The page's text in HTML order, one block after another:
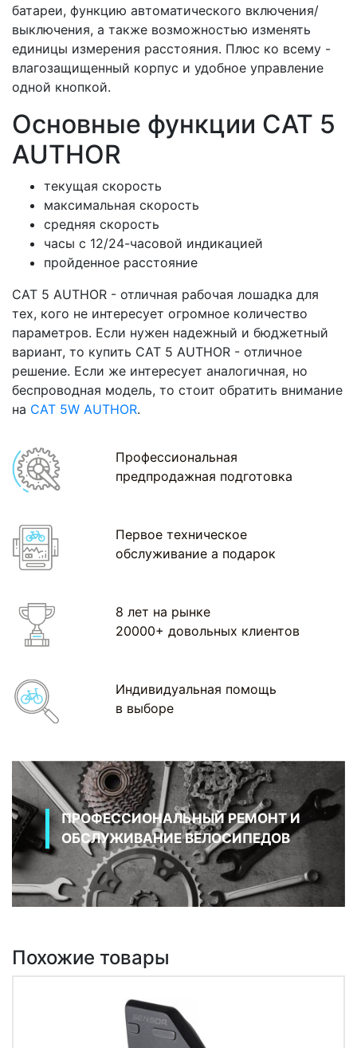
батареи, функцию автоматического включения/
выключения, а также возможностью изменять
единицы измерения расстояния. Плюс ко всему -
влагозащищенный корпус и удобное управление
одной кнопкой.
Основные функции CAT 5
AUTHOR
текущая скорость
максимальная скорость
средняя скорость
часы с 12/24-часовой индикацией
пройденное расстояние
CAT 5 AUTHOR - отличная рабочая лошадка для
тех, кого не интересует огромное количество
параметров. Если нужен надежный и бюджетный
вариант, то купить CAT 5 AUTHOR - отличное
решение. Если же интересует аналогичная, но
беспроводная модель, то стоит обратить внимание
на CAT 5W AUTHOR.
Профессиональная
предпродажная подготовка
Первое техническое
обслуживание а подарок
8 лет на рынке
20000+ довольных клиентов
Индивидуальная помощь
в выборе
ПРОФЕССИОНАЛЬНЫЙ РЕМОНТ И
ОБСЛУЖИВАНИЕ ВЕЛОСИПЕДОВ
Похожие товары